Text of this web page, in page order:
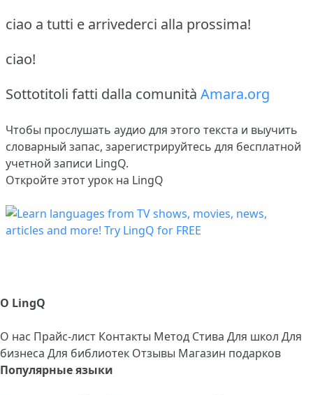
ciao a tutti e arrivederci alla prossima!
ciao!
Sottotitoli fatti dalla comunità Amara.org
Чтобы прослушать аудио для этого текста и выучить
словарный запас, зарегистрируйтесь для бесплатной
учетной записи LingQ.
Откройте этот урок на LingQ
О LingQ
О нас Прайс-лист Контакты Метод Стива Для школ Для
бизнеса Для библиотек Отзывы Магазин подарков
Популярные языки